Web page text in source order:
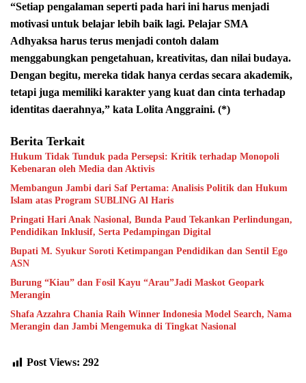
“Setiap pengalaman seperti pada hari ini harus menjadi
motivasi untuk belajar lebih baik lagi. Pelajar SMA
Adhyaksa harus terus menjadi contoh dalam
menggabungkan pengetahuan, kreativitas, dan nilai budaya.
Dengan begitu, mereka tidak hanya cerdas secara akademik,
tetapi juga memiliki karakter yang kuat dan cinta terhadap
identitas daerahnya,” kata Lolita Anggraini. (*)
Berita Terkait
Hukum Tidak Tunduk pada Persepsi: Kritik terhadap Monopoli
Kebenaran oleh Media dan Aktivis
Membangun Jambi dari Saf Pertama: Analisis Politik dan Hukum
Islam atas Program SUBLING Al Haris
Pringati Hari Anak Nasional, Bunda Paud Tekankan Perlindungan,
Pendidikan Inklusif, Serta Pedampingan Digital
Bupati M. Syukur Soroti Ketimpangan Pendidikan dan Sentil Ego
ASN
Burung “Kiau” dan Fosil Kayu “Arau”Jadi Maskot Geopark
Merangin
Shafa Azzahra Chania Raih Winner Indonesia Model Search, Nama
Merangin dan Jambi Mengemuka di Tingkat Nasional
Post Views: 292